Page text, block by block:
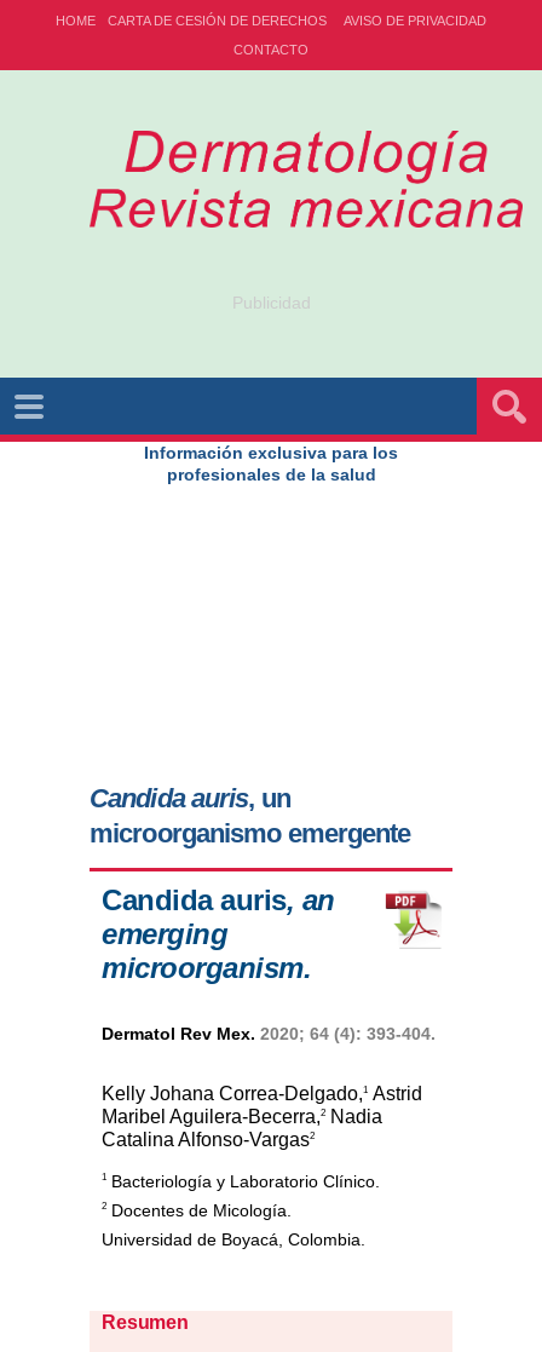
HOME CARTA DE CESIÓN DE DERECHOS
AVISO DE PRIVACIDAD
CONTACTO
Publicidad
Información exclusiva para los
profesionales de la salud
Candida auris, un
microorganismo emergente
Candida auris, an
emerging
microorganism.
Dermatol Rev Mex. 2020; 64 (4): 393-404.
Kelly Johana Correa-Delgado,1
Astrid
Maribel Aguilera-Becerra,2
Nadia
Catalina Alfonso-Vargas2
1 Bacteriología y Laboratorio Clínico.
2 Docentes de Micología.
Universidad de Boyacá, Colombia.
Resumen